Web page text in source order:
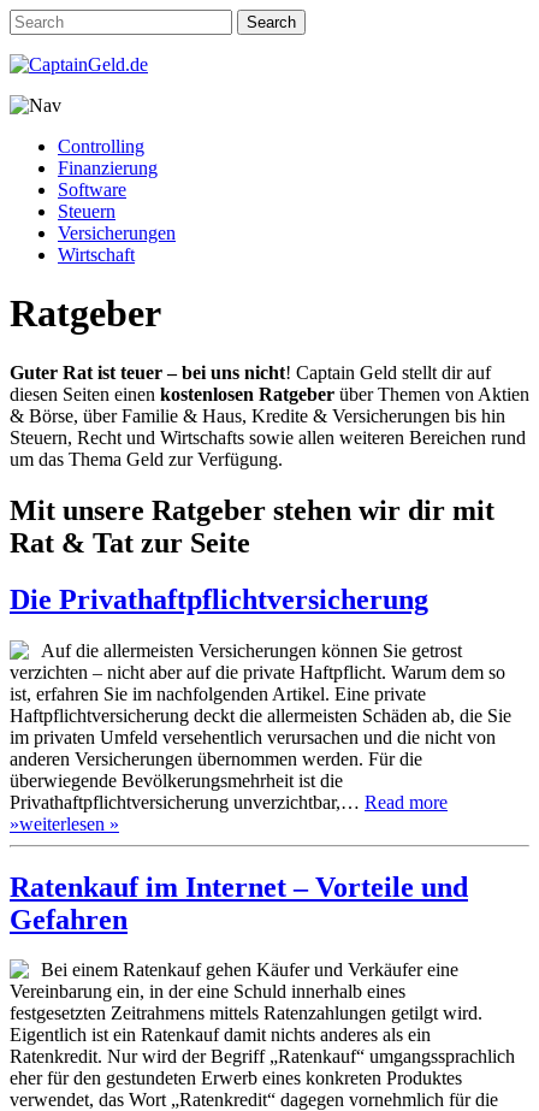
Controlling
Finanzierung
Software
Steuern
Versicherungen
Wirtschaft
Ratgeber
Guter Rat ist teuer – bei uns nicht! Captain Geld stellt dir auf
diesen Seiten einen kostenlosen Ratgeber über Themen von Aktien
& Börse, über Familie & Haus, Kredite & Versicherungen bis hin
Steuern, Recht und Wirtschafts sowie allen weiteren Bereichen rund
um das Thema Geld zur Verfügung.
Mit unsere Ratgeber stehen wir dir mit
Rat & Tat zur Seite
Die Privathaftpflichtversicherung
Auf die allermeisten Versicherungen können Sie getrost
verzichten – nicht aber auf die private Haftpflicht. Warum dem so
ist, erfahren Sie im nachfolgenden Artikel. Eine private
Haftpflichtversicherung deckt die allermeisten Schäden ab, die Sie
im privaten Umfeld versehentlich verursachen und die nicht von
anderen Versicherungen übernommen werden. Für die
überwiegende Bevölkerungsmehrheit ist die
Privathaftpflichtversicherung unverzichtbar,… Read more
»weiterlesen »
Ratenkauf im Internet – Vorteile und
Gefahren
Bei einem Ratenkauf gehen Käufer und Verkäufer eine
Vereinbarung ein, in der eine Schuld innerhalb eines
festgesetzten Zeitrahmens mittels Ratenzahlungen getilgt wird.
Eigentlich ist ein Ratenkauf damit nichts anderes als ein
Ratenkredit. Nur wird der Begriff „Ratenkauf“ umgangssprachlich
eher für den gestundeten Erwerb eines konkreten Produktes
verwendet, das Wort „Ratenkredit“ dagegen vornehmlich für die